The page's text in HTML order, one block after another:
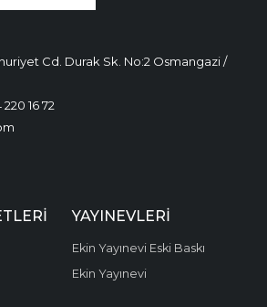
Cd. Durak Sk. No:2 Osmangazi /
220 16 72
YAYINEVLERI
Ekin Yayınevi Eski Baskı
Ekin Yayınevi